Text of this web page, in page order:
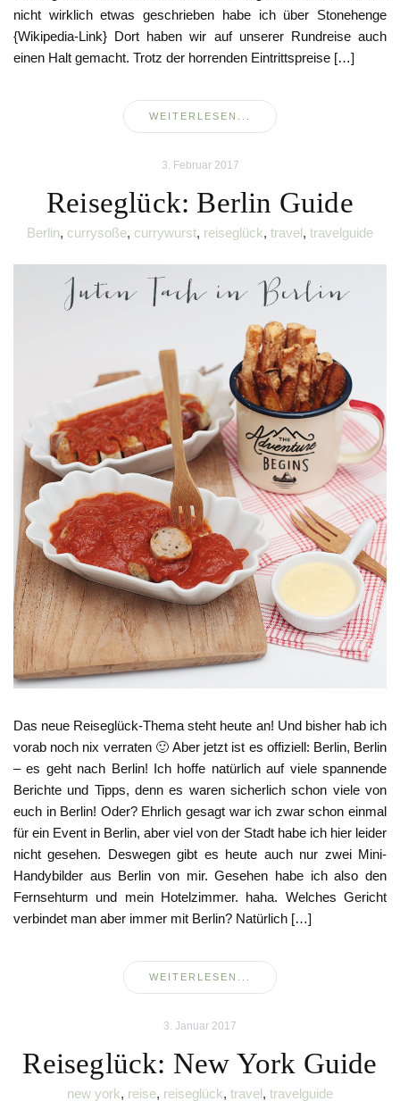
nicht wirklich etwas geschrieben habe ich über Stonehenge
{Wikipedia-Link} Dort haben wir auf unserer Rundreise auch
einen Halt gemacht. Trotz der horrenden Eintrittspreise […]
WEITERLESEN...
3. Februar 2017
Reiseglück: Berlin Guide
Berlin, currysoße, currywurst, reiseglück, travel, travelguide
Das neue Reiseglück-Thema steht heute an! Und bisher hab ich
vorab noch nix verraten 🙂 Aber jetzt ist es offiziell: Berlin, Berlin
– es geht nach Berlin! Ich hoffe natürlich auf viele spannende
Berichte und Tipps, denn es waren sicherlich schon viele von
euch in Berlin! Oder? Ehrlich gesagt war ich zwar schon einmal
für ein Event in Berlin, aber viel von der Stadt habe ich hier leider
nicht gesehen. Deswegen gibt es heute auch nur zwei Mini-
Handybilder aus Berlin von mir. Gesehen habe ich also den
Fernsehturm und mein Hotelzimmer. haha. Welches Gericht
verbindet man aber immer mit Berlin? Natürlich […]
WEITERLESEN...
3. Januar 2017
Reiseglück: New York Guide
new york, reise, reiseglück, travel, travelguide